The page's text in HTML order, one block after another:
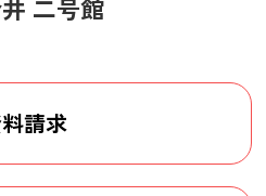
二号館
請求